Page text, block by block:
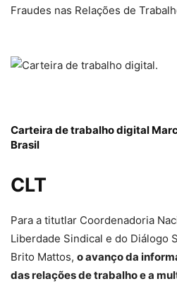
Fraudes nas Relações de
Carteira de trabalho digital
Brasil
CLT
Para a titutlar Coordenadoria
Liberdade Sindical e do Diálogo
Brito Mattos, o avanço da
das relações de trabalho e a